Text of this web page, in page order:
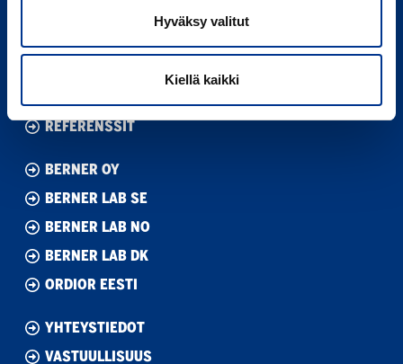
Hyväksy valitut
Kiellä kaikki
REFERENSSIT
BERNER OY
BERNER LAB SE
BERNER LAB NO
BERNER LAB DK
ORDIOR EESTI
YHTEYSTIEDOT
VASTUULLISUUS